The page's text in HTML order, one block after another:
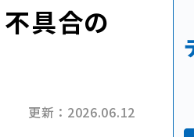
具合の
更新：2026.06.12